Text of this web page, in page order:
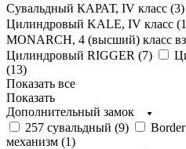
Сувальдный КАРАТ, IV класс (3)
Цилиндровый KALE, IV класс (
MONARCH, 4 (высший) класс
Цилиндровый RIGGER (7)
(13)
Показать все
Показать
Дополнительный замок
257 сувальдный (9)
механизм (1)